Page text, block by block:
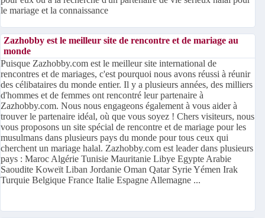
le mariage et la connaissance
Zazhobby est le meilleur site de rencontre et de mariage au
monde
Puisque Zazhobby.com est le meilleur site international de
rencontres et de mariages, c'est pourquoi nous avons réussi à réunir
des célibataires du monde entier. Il y a plusieurs années, des milliers
d'hommes et de femmes ont rencontré leur partenaire à
Zazhobby.com. Nous nous engageons également à vous aider à
trouver le partenaire idéal, où que vous soyez ! Chers visiteurs, nous
vous proposons un site spécial de rencontre et de mariage pour les
musulmans dans plusieurs pays du monde pour tous ceux qui
cherchent un mariage halal. Zazhobby.com est leader dans plusieurs
pays : Maroc Algérie Tunisie Mauritanie Libye Egypte Arabie
Saoudite Koweït Liban Jordanie Oman Qatar Syrie Yémen Irak
Turquie Belgique France Italie Espagne Allemagne ...